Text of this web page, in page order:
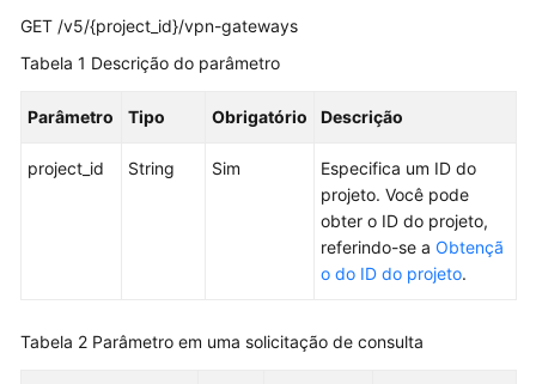
Perguntas
Referência
API
geral
GET /v5/{project_id}/vpn-gateways
Tabela 1 Descrição do parâmetro
Parâmetro Tipo Obrigatório Descrição
project_id String Sim
Especifica um ID do
projeto. Você pode
obter o ID do projeto,
referindo-se a Obtençã
o do ID do projeto.
Tabela 2 Parâmetro em uma solicitação de consulta